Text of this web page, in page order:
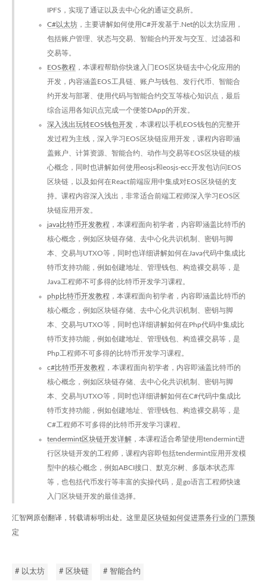
IPFS，实现了通证以及去中心化的通证交易所。
C#以太坊 ，主要讲解如何使用C#开发基于.Net的以太坊应用，
包括账户管理、状态与交易、智能合约开发与交互、过滤器和
交易等。
EOS教程 ，本课程帮助你快速入门EOS区块链去中心化应用的
开发，内容涵盖EOS工具链、账户与钱包、发行代币、智能合
约开发与部署、使用代码与智能合约交互等核心知识点，最后
综合运用各知识点完成一个便签DApp的开发。
深入浅出玩转EOS钱包开发 ，本课程以手机EOS钱包的完整开
发过程为主线，深入学习EOS区块链应用开发，课程内容即涵
盖账户、计算资源、智能合约、动作与交易等EOS区块链的核
心概念，同时也讲解如何使用eosjs和eosjs-ecc开发包访问EOS
区块链，以及如何在React前端应用中集成对EOS区块链的支
持。课程内容深入浅出，非常适合前端工程师深入学习EOS区
块链应用开发。
java比特币开发教程 ，本课程面向初学者，内容即涵盖比特币的
核心概念，例如区块链存储、去中心化共识机制、密钥与脚
本、交易与UTXO等，同时也详细讲解如何在Java代码中集成比
特币支持功能，例如创建地址、管理钱包、构造裸交易等，是
Java工程师不可多得的比特币开发学习课程。
php比特币开发教程 ，本课程面向初学者，内容即涵盖比特币的
核心概念，例如区块链存储、去中心化共识机制、密钥与脚
本、交易与UTXO等，同时也详细讲解如何在Php代码中集成比
特币支持功能，例如创建地址、管理钱包、构造裸交易等，是
Php工程师不可多得的比特币开发学习课程。
c#比特币开发教程 ，本课程面向初学者，内容即涵盖比特币的
核心概念，例如区块链存储、去中心化共识机制、密钥与脚
本、交易与UTXO等，同时也详细讲解如何在C#代码中集成比
特币支持功能，例如创建地址、管理钱包、构造裸交易等，是
C#工程师不可多得的比特币开发学习课程。
tendermint区块链开发详解 ，本课程适合希望使用tendermint进
行区块链开发的工程师，课程内容即包括tendermint应用开发模
型中的核心概念，例如ABCI接口、默克尔树、多版本状态库
等，也包括代币发行等丰富的实操代码，是go语言工程师快速
入门区块链开发的最佳选择。
汇智网原创翻译，转载请标明出处。这里是 区块链如何促进票务行业的门票预
定
# 以太坊 # 区块链 # 智能合约